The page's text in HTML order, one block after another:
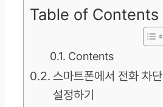
Table of Contents
Contents
스마트폰에서 전화 차단
설정하기